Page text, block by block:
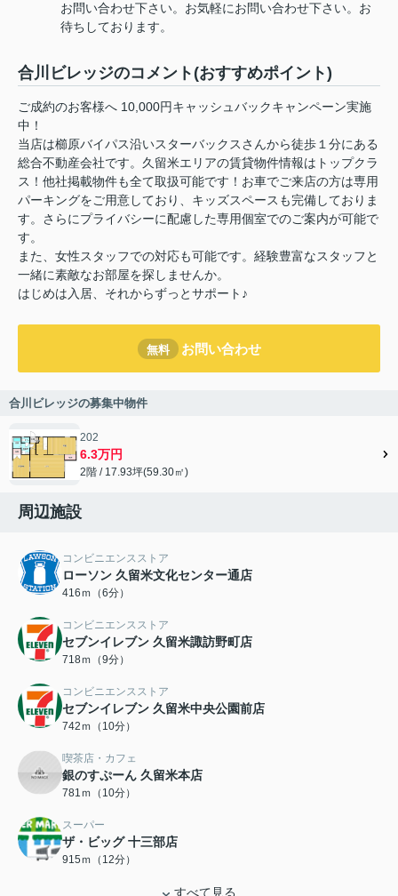
お問い合わせ下さい。お気軽にお問い合わせ下さい。お
待ちしております。
合川ビレッジのコメント(おすすめポイント)
ご成約のお客様へ 10,000円キャッシュバックキャンペーン実施
中！
当店は櫛原バイパス沿いスターバックスさんから徒歩１分にある
総合不動産会社です。久留米エリアの賃貸物件情報はトップクラ
ス！他社掲載物件も全て取扱可能です！お車でご来店の方は専用
パーキングをご用意しており、キッズスペースも完備しておりま
す。さらにプライバシーに配慮した専用個室でのご案内が可能で
す。
また、女性スタッフでの対応も可能です。経験豊富なスタッフと
一緒に素敵なお部屋を探しませんか。
はじめは入居、それからずっとサポート♪
無料 お問い合わせ
合川ビレッジの募集中物件
202
6.3万円
2階 / 17.93坪(59.30㎡)
周辺施設
コンビニエンスストア
ローソン 久留米文化センター通店
416ｍ（6分）
コンビニエンスストア
セブンイレブン 久留米諏訪野町店
718ｍ（9分）
コンビニエンスストア
セブンイレブン 久留米中央公園前店
742ｍ（10分）
喫茶店・カフェ
銀のすぷーん 久留米本店
781ｍ（10分）
スーパー
ザ・ビッグ 十三部店
915ｍ（12分）
すべて見る